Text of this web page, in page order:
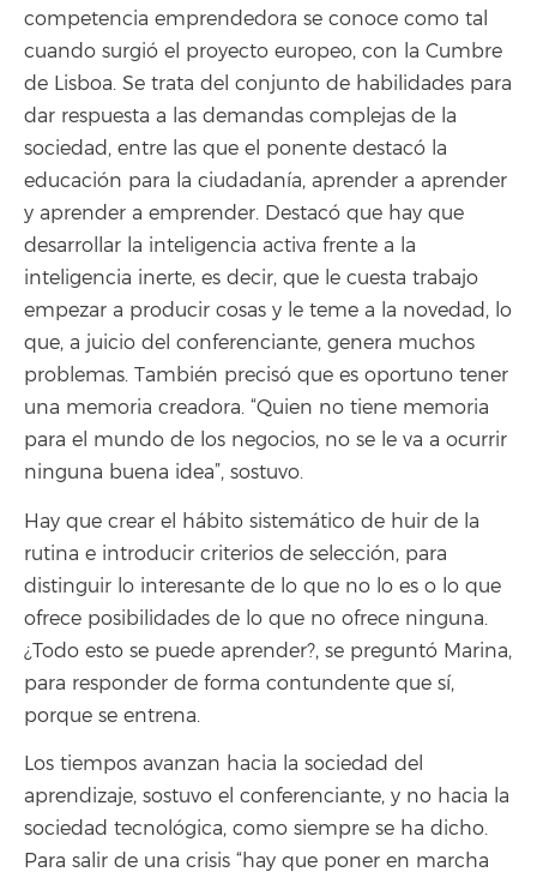
competencia emprendedora se conoce como tal
cuando surgió el proyecto europeo, con la Cumbre
de Lisboa. Se trata del conjunto de habilidades para
dar respuesta a las demandas complejas de la
sociedad, entre las que el ponente destacó la
educación para la ciudadanía, aprender a aprender
y aprender a emprender. Destacó que hay que
desarrollar la inteligencia activa frente a la
inteligencia inerte, es decir, que le cuesta trabajo
empezar a producir cosas y le teme a la novedad, lo
que, a juicio del conferenciante, genera muchos
problemas. También precisó que es oportuno tener
una memoria creadora. “Quien no tiene memoria
para el mundo de los negocios, no se le va a ocurrir
ninguna buena idea”, sostuvo.
Hay que crear el hábito sistemático de huir de la
rutina e introducir criterios de selección, para
distinguir lo interesante de lo que no lo es o lo que
ofrece posibilidades de lo que no ofrece ninguna.
¿Todo esto se puede aprender?, se preguntó Marina,
para responder de forma contundente que sí,
porque se entrena.
Los tiempos avanzan hacia la sociedad del
aprendizaje, sostuvo el conferenciante, y no hacia la
sociedad tecnológica, como siempre se ha dicho.
Para salir de una crisis “hay que poner en marcha